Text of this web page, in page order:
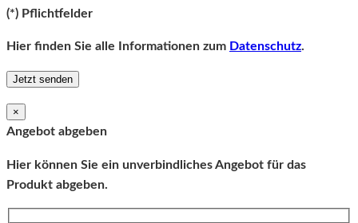
(*) Pflichtfelder
Hier finden Sie alle Informationen zum Datenschutz.
×
Angebot abgeben
Hier können Sie ein unverbindliches Angebot für das
Produkt abgeben.